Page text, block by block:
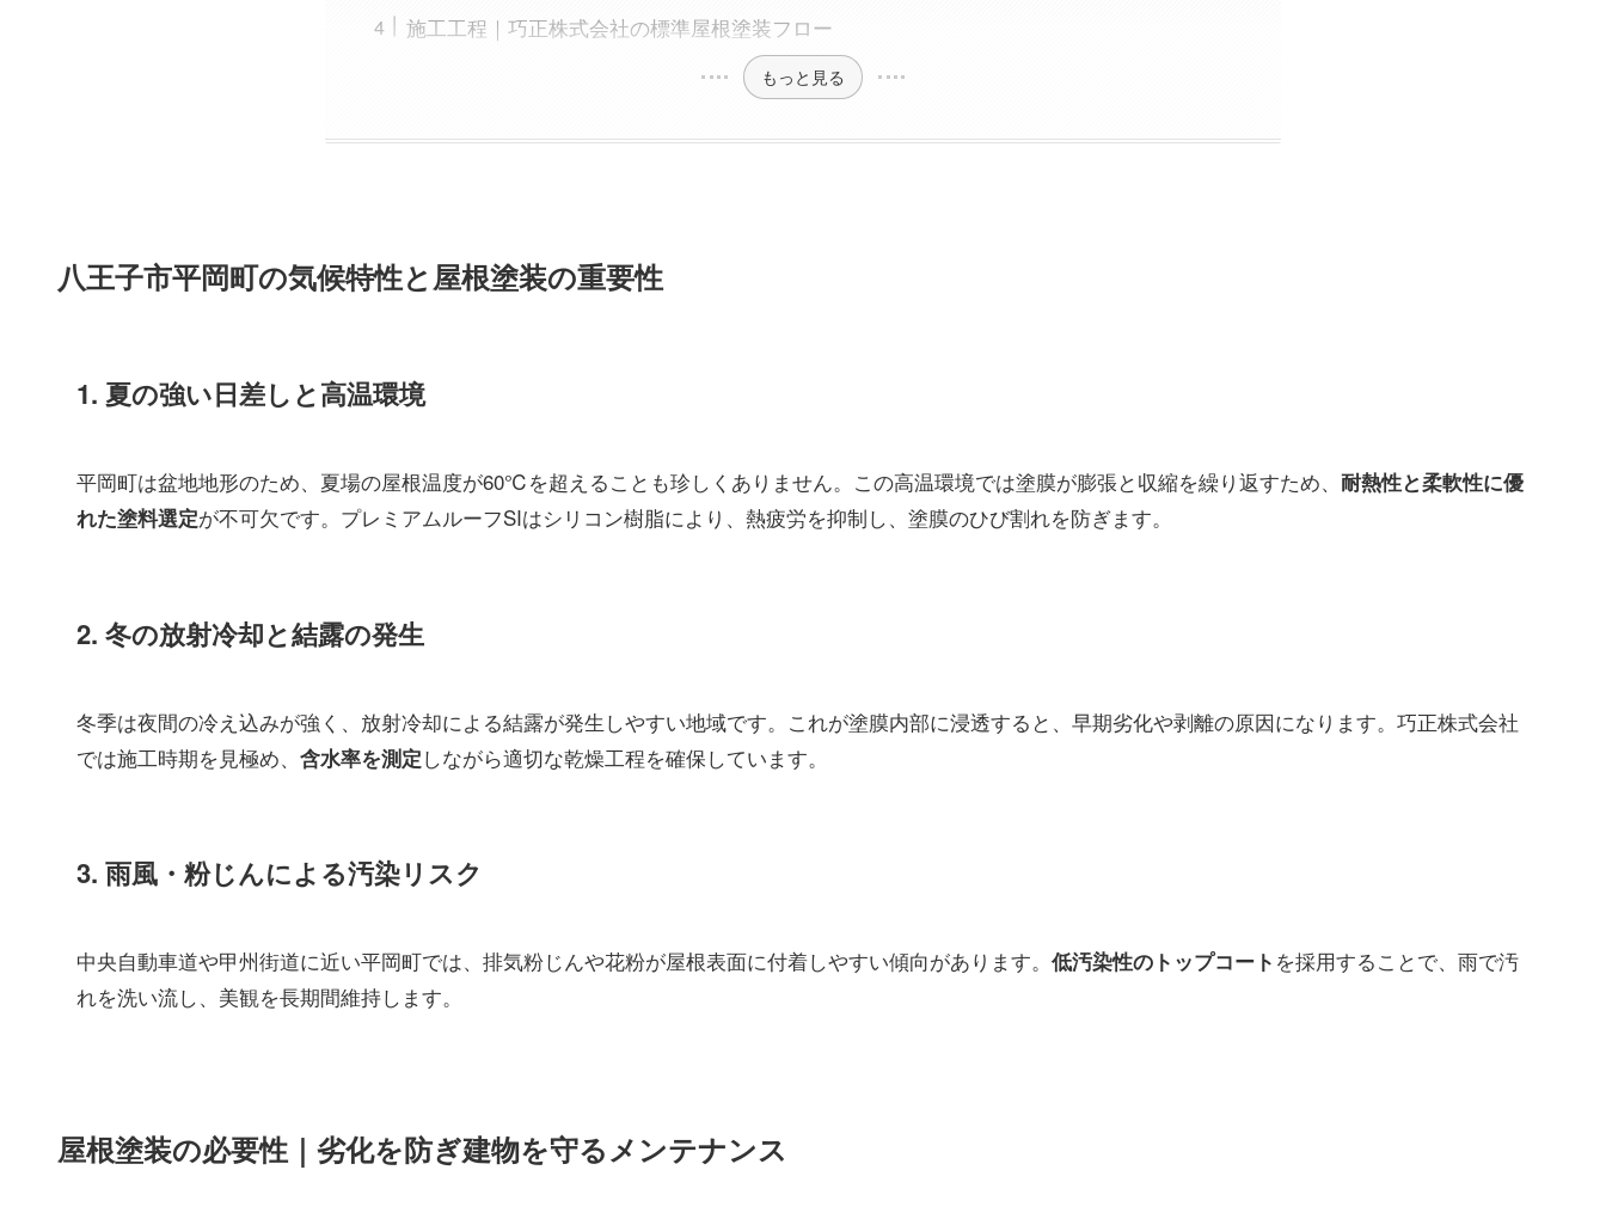
施工工程｜巧正株式会社の標準屋根塗装フロー
もっと見る
八王子市平岡町の気候特性と屋根塗装の重要性
1. 夏の強い日差しと高温環境
平岡町は盆地地形のため、夏場の屋根温度が60℃を超えることも珍しくありません。この高温環境では塗膜が膨張と収縮を繰り返すため、 耐熱性と柔軟性に優
れた塗料選定が不可欠です。プレミアムルーフSIはシリコン樹脂により、熱疲労を抑制し、塗膜のひび割れを防ぎます。
2. 冬の放射冷却と結露の発生
冬季は夜間の冷え込みが強く、放射冷却による結露が発生しやすい地域です。これが塗膜内部に浸透すると、早期劣化や剥離の原因になります。巧正株式会社
では施工時期を見極め、 含水率を測定しながら適切な乾燥工程を確保しています。
3. 雨風・粉じんによる汚染リスク
中央自動車道や甲州街道に近い平岡町では、排気粉じんや花粉が屋根表面に付着しやすい傾向があります。 低汚染性のトップコート を採用することで、雨で汚
れを洗い流し、美観を長期間維持します。
屋根塗装の必要性｜劣化を防ぎ建物を守るメンテナンス